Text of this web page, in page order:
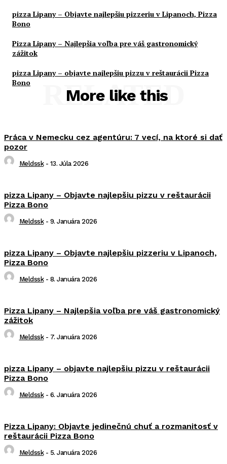
pizza Lipany – Objavte najlepšiu pizzeriu v Lipanoch, Pizza
Bono
Pizza Lipany – Najlepšia voľba pre váš gastronomický
zážitok
pizza Lipany – objavte najlepšiu pizzu v reštaurácii Pizza
Bono
More like this
RELATED
Práca v Nemecku cez agentúru: 7 vecí, na ktoré si dať
pozor
Meldssk - 13. Júla 2026
pizza Lipany – Objavte najlepšiu pizzu v reštaurácii
Pizza Bono
Meldssk - 9. Januára 2026
pizza Lipany – Objavte najlepšiu pizzeriu v Lipanoch,
Pizza Bono
Meldssk - 8. Januára 2026
Pizza Lipany – Najlepšia voľba pre váš gastronomický
zážitok
Meldssk - 7. Januára 2026
pizza Lipany – objavte najlepšiu pizzu v reštaurácii
Pizza Bono
Meldssk - 6. Januára 2026
Pizza Lipany: Objavte jedinečnú chuť a rozmanitosť v
reštaurácii Pizza Bono
Meldssk - 5. Januára 2026